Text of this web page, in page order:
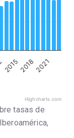
201520182021
Highcharts.com
tasas de